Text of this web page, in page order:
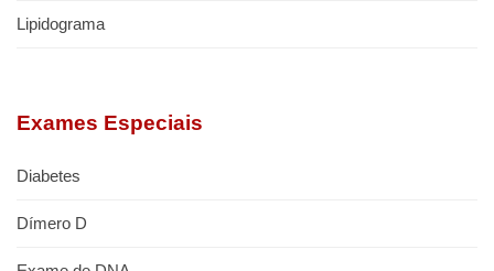
Lipidograma
Exames Especiais
Diabetes
Dímero D